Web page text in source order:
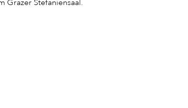
Grazer Stefaniensaal.